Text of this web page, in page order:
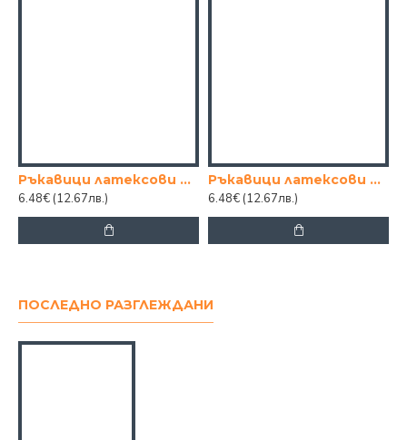
Ръкавици латексови кутия 100бр. s
6.48€ (12.67лв.)
Ръкавици латексови кутия 100бр. xl
6.48€ (12.67лв.)
ПОСЛЕДНО РАЗГЛЕЖДАНИ